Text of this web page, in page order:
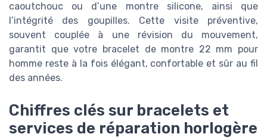
caoutchouc ou d’une montre silicone, ainsi que
l’intégrité des goupilles. Cette visite préventive,
souvent couplée à une révision du mouvement,
garantit que votre bracelet de montre 22 mm pour
homme reste à la fois élégant, confortable et sûr au fil
des années.
Chiffres clés sur bracelets et
services de réparation horlogère